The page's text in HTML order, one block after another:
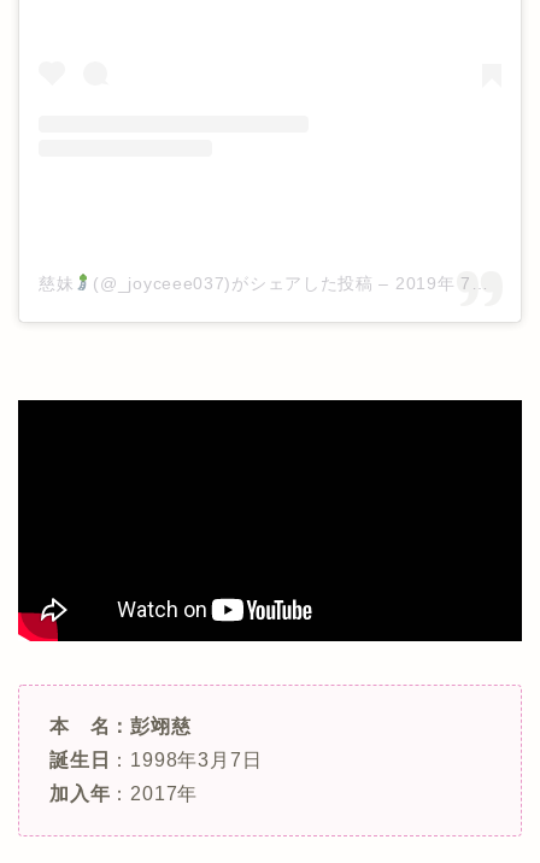
慈妹 (@_joyceee037)がシェアした投稿 – 2019年 7月月28日午前2時56分PDT
本 名：彭翊慈
誕生日
：1998年3月7日
加入年 ：2017年